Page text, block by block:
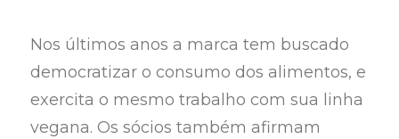
Nos últimos anos a marca tem buscado
democratizar o consumo dos alimentos, e
exercita o mesmo trabalho com sua linha
vegana. Os sócios também afirmam